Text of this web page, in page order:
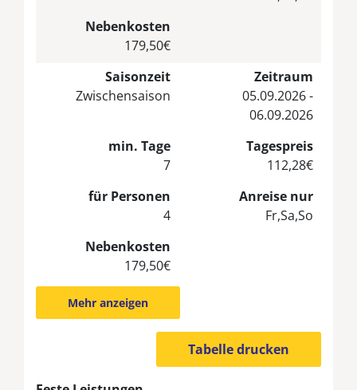
Nebenkosten
179,50€
Saisonzeit
Zwischensaison
Zeitraum
05.09.2026 -
06.09.2026
min. Tage
7
Tagespreis
112,28€
für Personen
4
Anreise nur
Fr,Sa,So
Nebenkosten
179,50€
Mehr anzeigen
Tabelle drucken